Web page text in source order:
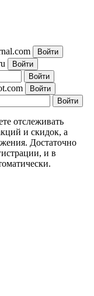
отслеживать
и скидок, а
Достаточно
и в